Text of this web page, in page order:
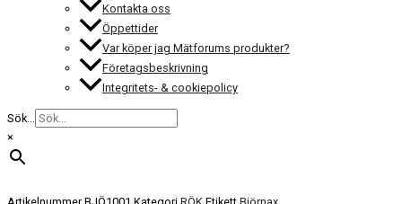
Kontakta oss
Öppettider
Var köper jag Mätforums produkter?
Företagsbeskrivning
Integritets- & cookiepolicy
Sök...
×